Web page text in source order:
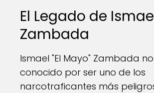
El Legado de
Zambada
Ismael "El Mayo" Zambada
conocido por ser uno de los
narcotraficantes más